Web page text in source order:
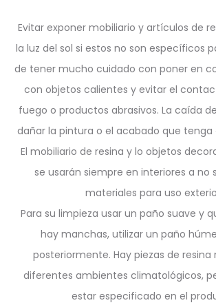
Evitar exponer mobiliario y artículos de
la luz del sol si estos no son específicos
de tener mucho cuidado con poner en
con objetos calientes y evitar el
fuego o productos abrasivos. La caída
dañar la pintura o el acabado que tenga
El mobiliario de resina y lo objetos
se usarán siempre en interiores a no
materiales para uso
Para su limpieza usar un paño suave y
hay manchas, utilizar un paño
posteriormente. Hay piezas de resina
diferentes ambientes climatológicos,
estar especificado en el